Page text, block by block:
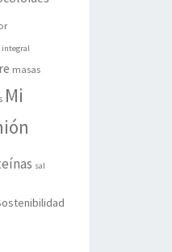
integral
masas
Mi
sal